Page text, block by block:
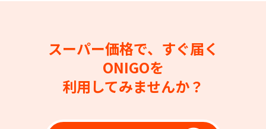
スーパー価格で、すぐ届く
ONIGOを
利用してみませんか？